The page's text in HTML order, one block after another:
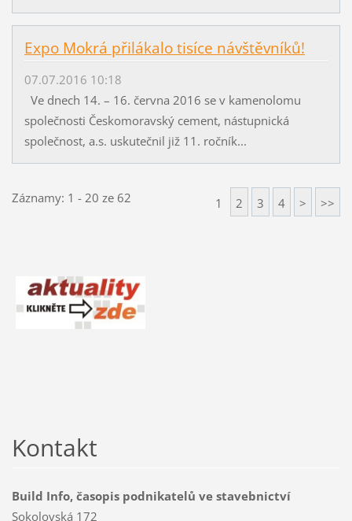
Expo Mokrá přilákalo tisíce návštěvníků!
07.07.2016 10:18
Ve dnech 14. – 16. června 2016 se v kamenolomu
společnosti Českomoravský cement, nástupnická
společnost, a.s. uskutečnil již 11. ročník...
Záznamy: 1 - 20 ze 62 1 2 3 4 > >>
Kontakt
Build Info, časopis podnikatelů ve stavebnictví
Sokolovská 172